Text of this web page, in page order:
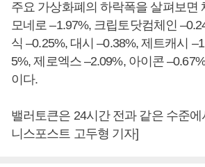
주요 가상화폐의 하락폭을 살펴보면
모네로 –1.97%, 크립토닷컴체인
식 –0.25%, 대시 –0.38%, 제트캐시
5%, 제로엑스 –2.09%, 아이콘
이다.
밸러토큰은 24시간 전과 같은 수준
니스포스트 고두형 기자]